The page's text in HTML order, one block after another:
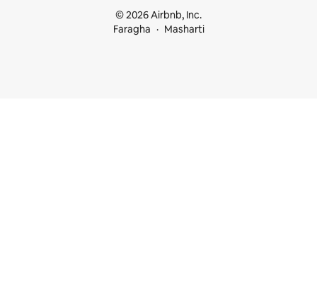
© 2026 Airbnb, Inc.
Faragha
Masharti